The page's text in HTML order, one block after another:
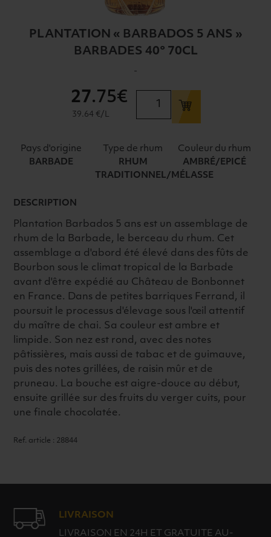
PLANTATION « BARBADOS 5 ANS »
BARBADES 40° 70CL
-
PLANTATION
ANS"
27.75€
39.64 €/L
Pays d'origine
BARBADE
Type de rhum
RHUM
TRADITIONNEL/MÉLASSE
Couleur du rhum
AMBRÉ/EPICÉ
DESCRIPTION
Plantation Barbados 5 ans est un assemblage de
rhum de la Barbade, le berceau du rhum. Cet
assemblage a d'abord été élevé dans des fûts de
Bourbon sous le climat tropical de la Barbade
avant d'être expédié au Château de Bonbonnet
en France. Dans de petites barriques Ferrand, il
poursuit le processus d'élevage sous l'œil attentif
du maître de chai. Sa couleur est ambre et
limpide. Son nez est rond, avec des notes
pâtissières, mais aussi de tabac et de guimauve,
puis des notes grillées, de raisin mûr et de
pruneau. La bouche est aigre-douce au début,
ensuite grillée sur des fruits du verger cuits, pour
une finale chocolatée.
Ref. article : 28844
LIVRAISON
LIVRAISON EN 24H ET GRATUITE AU-